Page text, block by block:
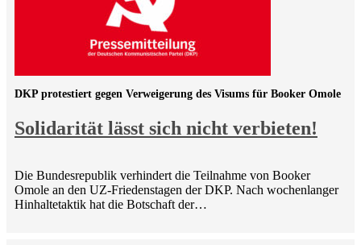
Solidarität lässt sich nicht verbieten!
DKP protestiert gegen Verweigerung des Visums für Booker Omole
Die Bundesrepublik verhindert die Teilnahme von Booker
Omole an den UZ-Friedenstagen der DKP. Nach wochenlanger
Hinhaltetaktik hat die Botschaft der…